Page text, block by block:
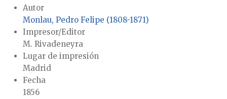
Autor
Monlau, Pedro Felipe (1808-1871)
Impresor/Editor
M. Rivadeneyra
Lugar de impresión
Madrid
Fecha
1856